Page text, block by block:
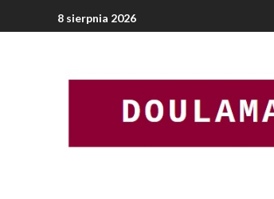
8 sierpnia 2026